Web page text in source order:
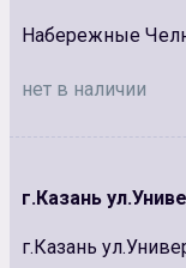
Набережные
нет в наличии
г.Казань
г.Казань